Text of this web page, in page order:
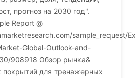
прогноз на 2030 год".
Report @
sample_request/
Global-Outlook-and-
908918 Обзор рынка&
покрытий для тренажерных